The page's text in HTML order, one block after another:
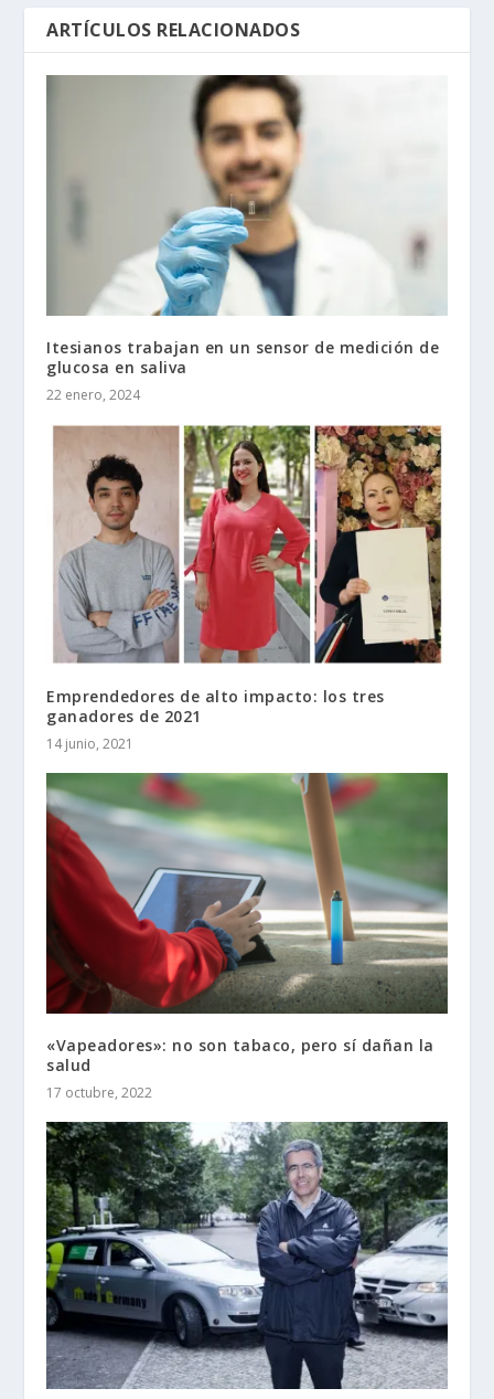
ARTÍCULOS RELACIONADOS
Itesianos trabajan en un sensor de medición de
glucosa en saliva
22 enero, 2024
Emprendedores de alto impacto: los tres
ganadores de 2021
14 junio, 2021
«Vapeadores»: no son tabaco, pero sí dañan la
salud
17 octubre, 2022